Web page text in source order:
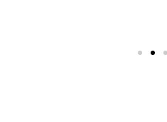
提升運動效益，也成為居家